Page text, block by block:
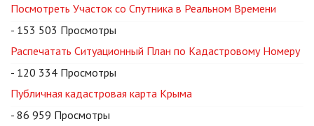
Посмотреть Участок со Спутника в Реальном Времени
- 153 503 Просмотры
Распечатать Ситуационный План по Кадастровому Номеру
- 120 334 Просмотры
Публичная кадастровая карта Крыма
- 86 959 Просмотры